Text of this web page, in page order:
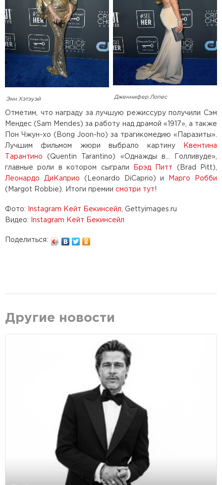
Энн Хэтэуэй Дженнифер Лопес
Отметим, что награду за лучшую режиссуру получили Сэм
Мендес (Sam Mendes) за работу над драмой «1917», а также
Пон Чжун-хо (Bong Joon-ho) за трагикомедию «Паразиты».
Лучшим фильмом жюри выбрало картину
Квентина
Тарантино (Quentin Tarantino) «Однажды в… Голливуде»,
главные роли в котором сыграли
Брэд Питт
(Brad Pitt),
Леонардо ДиКаприо (Leonardo DiCaprio) и
Марго Робби
(Margot Robbie). Итоги премии смотри тут!
Фото: Instagram Кейт Бекинсейл
, Gettyimages.ru
Видео:
Instagram Кейт Бекинсейл
Поделиться:
Другие новости